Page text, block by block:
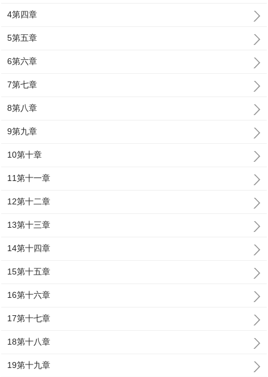
4第四章
5第五章
6第六章
7第七章
8第八章
9第九章
10第十章
11第十一章
12第十二章
13第十三章
14第十四章
15第十五章
16第十六章
17第十七章
18第十八章
19第十九章